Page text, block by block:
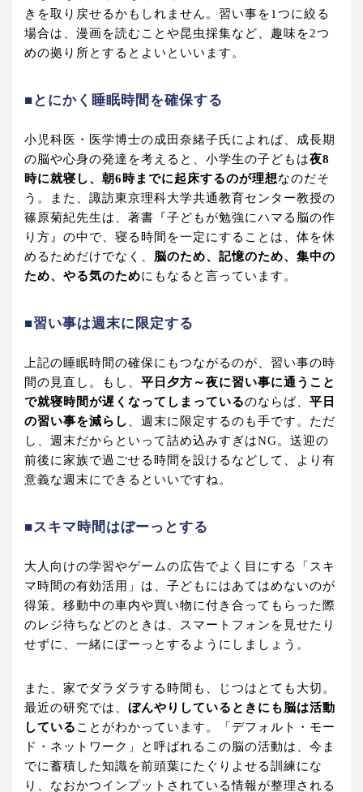
きを取り戻せるかもしれません。習い事を1つに絞る
場合は、漫画を読むことや昆虫採集など、趣味を2つ
めの拠り所とするとよいといいます。
■とにかく睡眠時間を確保する
小児科医・医学博士の成田奈緒子氏によれば、成長期
の脳や心身の発達を考えると、小学生の子どもは夜8
時に就寝し、朝6時までに起床するのが理想なのだそ
う。また、諏訪東京理科大学共通教育センター教授の
篠原菊紀先生は、著書『子どもが勉強にハマる脳の作
り方』の中で、寝る時間を一定にすることは、体を休
めるためだけでなく、 脳のため、記憶のため、集中の
ため、やる気のためにもなると言っています。
■習い事は週末に限定する
上記の睡眠時間の確保にもつながるのが、習い事の時
間の見直し。もし、 平日夕方～夜に習い事に通うこと
で就寝時間が遅くなってしまっているのならば、 平日
の習い事を減らし
、週末に限定するのも手です。ただ
し、週末だからといって詰め込みすぎはNG。送迎の
前後に家族で過ごせる時間を設けるなどして、より有
意義な週末にできるといいですね。
■スキマ時間はぼーっとする
大人向けの学習やゲームの広告でよく目にする「スキ
マ時間の有効活用」は、子どもにはあてはめないのが
得策。移動中の車内や買い物に付き合ってもらった際
のレジ待ちなどのときは、スマートフォンを見せたり
せずに、一緒にぼーっとするようにしましょう。
また、家でダラダラする時間も、じつはとても大切。
最近の研究では、 ぼんやりしているときにも脳は活動
している ことがわかっています。「デフォルト・モー
ド・ネットワーク」と呼ばれるこの脳の活動は、今ま
でに蓄積した知識を前頭葉にたぐりよせる訓練にな
り、なおかつインプットされている情報が整理される